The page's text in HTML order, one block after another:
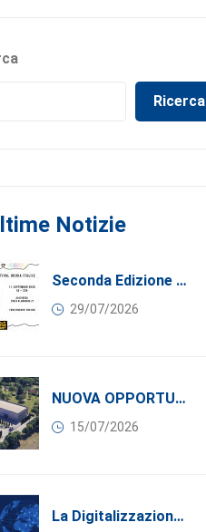
Ricerca
Notizie
Seconda Edizione Di MANGIA. DONA. AMA: Quando La Gastronomia Incontra La Solidarietà, 11 Settembre 2026
29/07/2026
NUOVA OPPORTUNITÀ DI BUSINESS PER I SOCI DI CONFINDUSTRIA SERBIA: Affitasi Un Moderno Capannone Industriale A Pančevo – 1.200 M² Nella Zona Industriale
15/07/2026
La Digitalizzazione Come Motore Dell’internazionalizzazione